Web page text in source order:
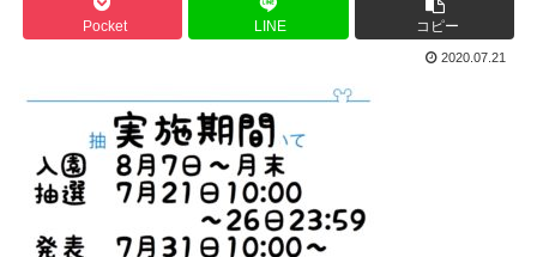
Pocket LINE コピー
2020.07.21